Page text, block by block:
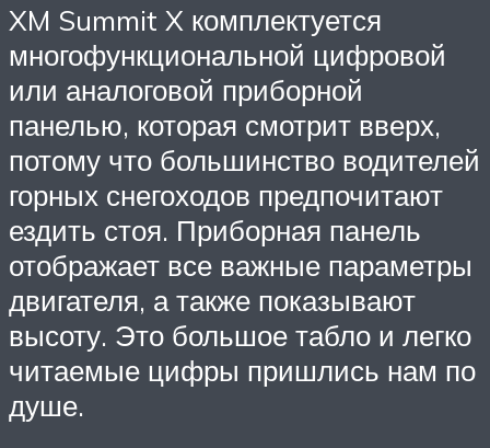
XM Summit X комплектуется
многофункциональной цифровой
или аналоговой приборной
панелью, которая смотрит вверх,
потому что большинство водителей
горных снегоходов предпочитают
ездить стоя. Приборная панель
отображает все важные параметры
двигателя, а также показывают
высоту. Это большое табло и легко
читаемые цифры пришлись нам по
душе.